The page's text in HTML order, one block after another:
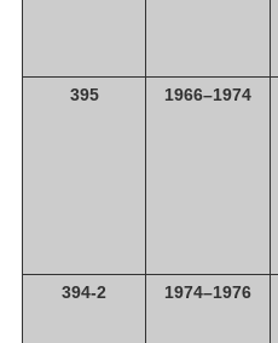
395
1966–1974
394-2
1974–1976